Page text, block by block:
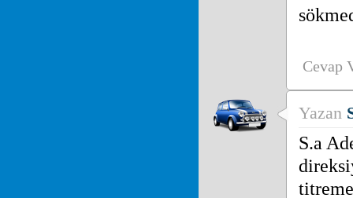
Cevap
Yazan
S.a